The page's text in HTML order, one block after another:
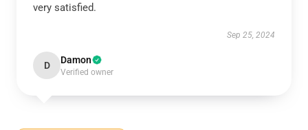
very satisfied.
Sep 25, 2024
D Damon
Verified owner